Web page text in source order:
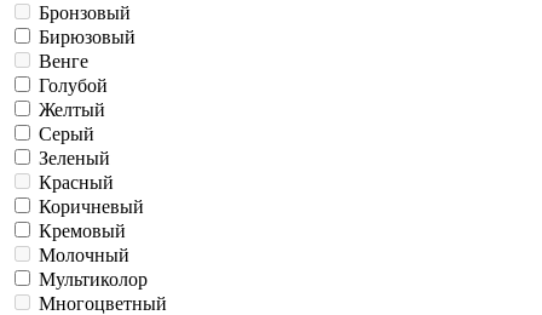
Бронзовый
Бирюзовый
Венге
Голубой
Желтый
Серый
Зеленый
Красный
Коричневый
Кремовый
Молочный
Мультиколор
Многоцветный